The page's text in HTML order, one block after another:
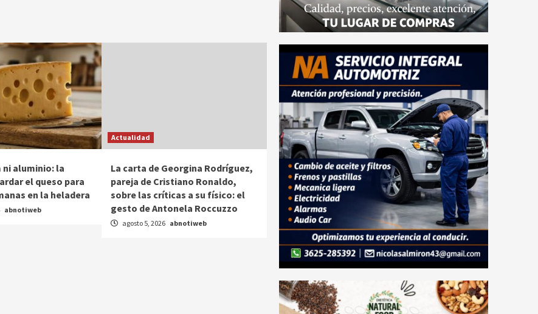
aluminio: la
el queso para
en la heladera
abnotiweb
Actualidad
La carta de Georgina Rodríguez,
pareja de Cristiano Ronaldo,
sobre las críticas a su físico: el
gesto de Antonela Roccuzzo
agosto 5, 2026 abnotiweb